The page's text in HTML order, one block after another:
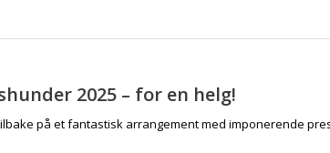
2025 – for en helg!
på et fantastisk arrangement med imponerende